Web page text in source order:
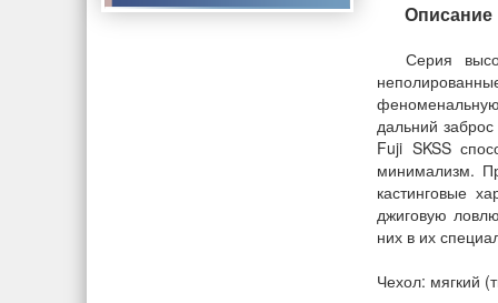
Описание
Серия
дальний
Fuji SKSS
минимализм.
кастинговые
джиговую
них в их
Чехол: мягкий